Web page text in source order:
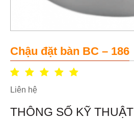
Chậu đặt bàn BC – 186
Liên hệ
THÔNG SỐ KỸ THUẬT